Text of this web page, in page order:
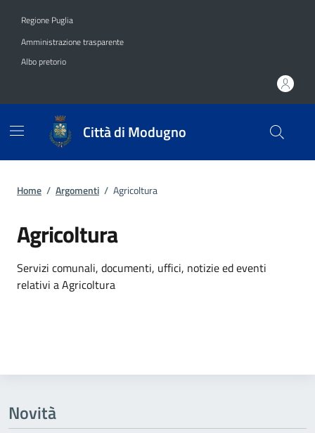
Regione Puglia
Amministrazione trasparente
Albo pretorio
Città di Modugno
Home / Argomenti / Agricoltura
Agricoltura
Dettagli dell'argomento
Servizi comunali, documenti, uffici, notizie ed eventi
relativi a Agricoltura
Novità